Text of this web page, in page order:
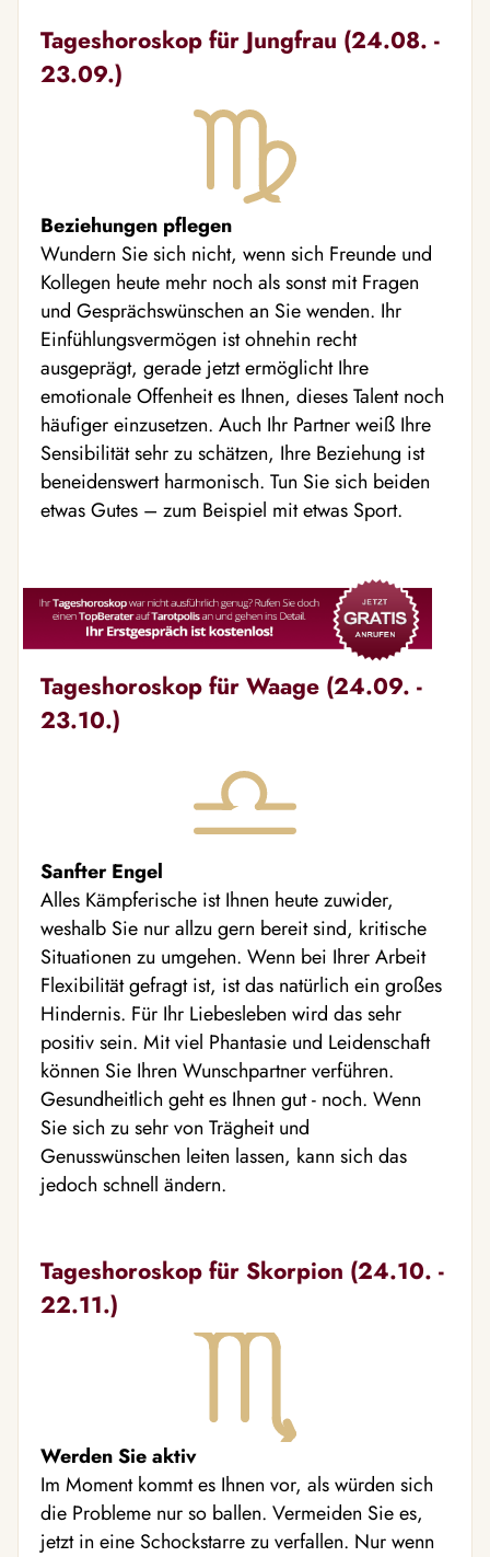
Tageshoroskop für Jungfrau (24.08. -
23.09.)
Beziehungen pflegen
Wundern Sie sich nicht, wenn sich Freunde und
Kollegen heute mehr noch als sonst mit Fragen
und Gesprächswünschen an Sie wenden. Ihr
Einfühlungsvermögen ist ohnehin recht
ausgeprägt, gerade jetzt ermöglicht Ihre
emotionale Offenheit es Ihnen, dieses Talent noch
häufiger einzusetzen. Auch Ihr Partner weiß Ihre
Sensibilität sehr zu schätzen, Ihre Beziehung ist
beneidenswert harmonisch. Tun Sie sich beiden
etwas Gutes – zum Beispiel mit etwas Sport.
Tageshoroskop für Waage (24.09. -
23.10.)
Sanfter Engel
Alles Kämpferische ist Ihnen heute zuwider,
weshalb Sie nur allzu gern bereit sind, kritische
Situationen zu umgehen. Wenn bei Ihrer Arbeit
Flexibilität gefragt ist, ist das natürlich ein großes
Hindernis. Für Ihr Liebesleben wird das sehr
positiv sein. Mit viel Phantasie und Leidenschaft
können Sie Ihren Wunschpartner verführen.
Gesundheitlich geht es Ihnen gut - noch. Wenn
Sie sich zu sehr von Trägheit und
Genusswünschen leiten lassen, kann sich das
jedoch schnell ändern.
Tageshoroskop für Skorpion (24.10. -
22.11.)
Werden Sie aktiv
Im Moment kommt es Ihnen vor, als würden sich
die Probleme nur so ballen. Vermeiden Sie es,
jetzt in eine Schockstarre zu verfallen. Nur wenn